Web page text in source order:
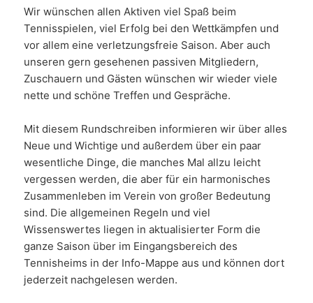
Wir wünschen allen Aktiven viel Spaß beim
Tennisspielen, viel Erfolg bei den Wettkämpfen und
vor allem eine verletzungsfreie Saison. Aber auch
unseren gern gesehenen passiven Mitgliedern,
Zuschauern und Gästen wünschen wir wieder viele
nette und schöne Treffen und Gespräche.
Mit diesem Rundschreiben informieren wir über alles
Neue und Wichtige und außerdem über ein paar
wesentliche Dinge, die manches Mal allzu leicht
vergessen werden, die aber für ein harmonisches
Zusammenleben im Verein von großer Bedeutung
sind. Die allgemeinen Regeln und viel
Wissenswertes liegen in aktualisierter Form die
ganze Saison über im Eingangsbereich des
Tennisheims in der Info-Mappe aus und können dort
jederzeit nachgelesen werden.